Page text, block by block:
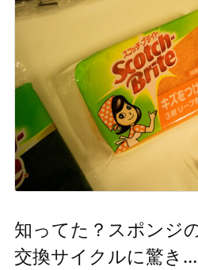
知ってた？スポンジ
交換サイクルに驚き